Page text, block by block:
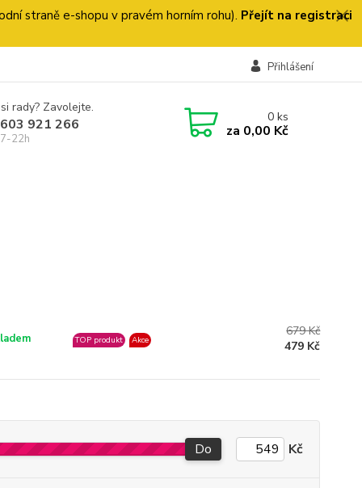
straně e-shopu v pravém horním rohu). Přejít na registraci
Přihlášení
rady? Zavolejte.
921 266
22h
0ks
za 0,00 Kč
TOP produkt Akce
679 Kč
479 Kč
Do Kč